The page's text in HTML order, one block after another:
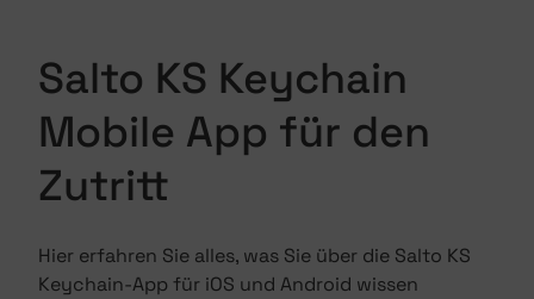
Salto KS Keychain
Mobile App für den
Zutritt
Hier erfahren Sie alles, was Sie über die Salto KS
Keychain-App für iOS und Android wissen